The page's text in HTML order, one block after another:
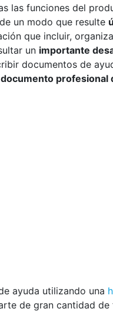
las funciones del
un modo que resulte
que incluir,
un importante
documentos de
documento profesional
ayuda utilizando una
de gran cantidad